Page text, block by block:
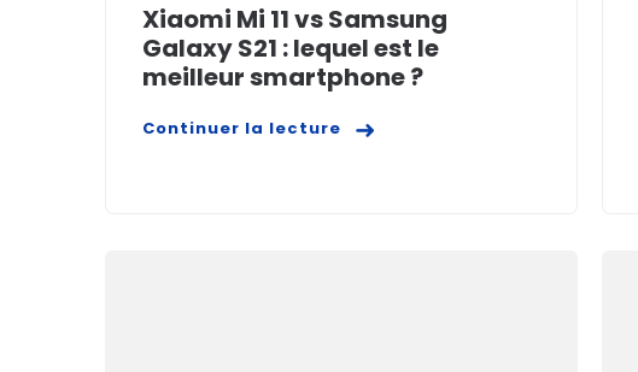
Xiaomi Mi 11 vs Samsung
Galaxy S21 : lequel est le
meilleur smartphone ?
Continuer la lecture